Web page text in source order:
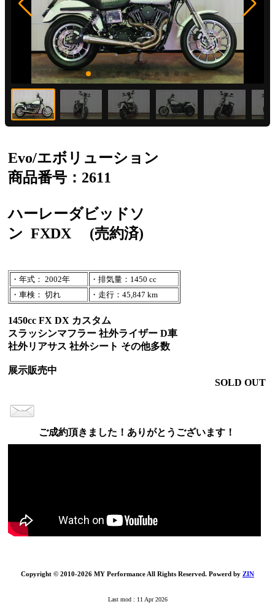
Evo/エボリューション
商品番号：2611
ハーレーダビッドソ
ン FXDX (売約済)
・年式： 2002年
・排気量：1450 cc
・車検： 切れ
・走行：45,847 km
1450cc FX DX カスタム
スラッシンマフラー 社外ライザー D車
社外リアサス 社外シート その他多数
展示販売中
SOLD OUT
ご成約頂きました！ありがとうございます！
Copyright © 2010-2026 MY Performance All Rights Reserved. Powerd by ZIN
Last mod : 11 Apr 2026